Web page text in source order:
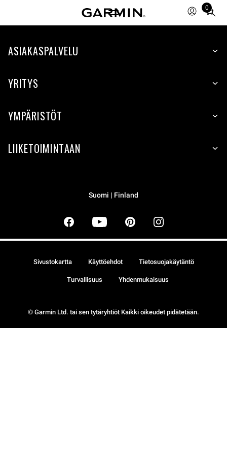
0
Total
items
cart:
ASIAKASPALVELU
YRITYS
YMPÄRISTÖT
LIIKETOIMINTAAN
Suomi | Finland
© Garmin Ltd. tai sen tytäryhtiöt Kaikki oikeudet pidätetään.
Sivustokartta Käyttöehdot Tietosuojakäytäntö
Turvallisuus Yhdenmukaisuus